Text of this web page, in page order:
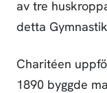
av tre
detta
Charitéen
1890 byggde